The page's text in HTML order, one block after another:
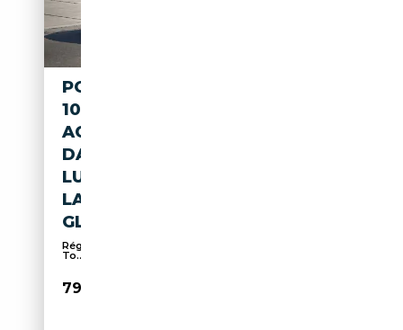
PORSCHE MACAN 4 EV
100KWH/PANO/BOSE/LEDERP
ACK/21"/ACC/SPORTSOUND/A
DAPTIEVE
LUCHTVERING/ELEK.
LAADKLEP/BTW/PRIVACY
GLASS/STUURVERWARMING
Régulateur de distance, Suspension pneumatique,
To...
79 900€